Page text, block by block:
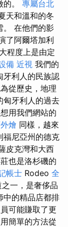
。 專屬台北
天和溫和的冬
。 在他們的影
了阿爾塔加利
程度上是由定
備 近視 我們的
牙利人的民族認
從歷史，地理
匈牙利人的過去
用我們網站的
燴 同樣，越來
福尼亞州的德克
皮克灣和大西
也是洛杉磯的
帳士 Rodeo 全
一，是奢侈品
中的精品店都排
可能賺取了更
簡單的方法從